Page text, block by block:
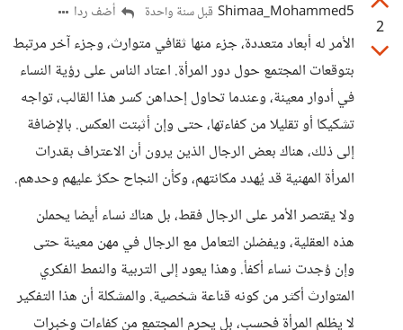
2
Shimaa_Mohammed5 قبل سنة واحدة أضف ردا
الأمر له أبعاد متعددة، جزء منها ثقافي متوارث، وجزء آخر مرتبط
بتوقعات المجتمع حول دور المرأة. اعتاد الناس على رؤية النساء
في أدوار معينة، وعندما تحاول إحداهن كسر هذا القالب، تواجه
تشكيكا أو تقليلا من كفاءتها، حتى وإن أثبتت العكس. بالإضافة
إلى ذلك، هناك بعض الرجال الذين يرون أن الاعتراف بقدرات
المرأة المهنية قد يُهدد مكانتهم، وكأن النجاح حكرٌ عليهم وحدهم.
ولا يقتصر الأمر على الرجال فقط، بل هناك نساء أيضا يحملن
هذه العقلية، ويفضلن التعامل مع الرجال في مهن معينة حتى
وإن وُجدت نساء أكفأ. وهذا يعود إلى التربية والنمط الفكري
المتوارث أكثر من كونه قناعة شخصية. والمشكلة أن هذا التفكير
لا يظلم المرأة فحسب، بل يحرم المجتمع من كفاءات وخبرات